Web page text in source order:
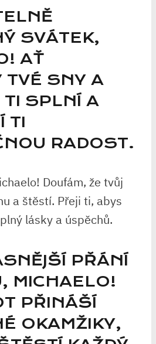
SVÁTEK,
AŤ
TVÉ SNY A
TI SPLNÍ A
TI
RADOST.
Doufám, že tvůj
a štěstí. Přeji ti, abys
lásky a úspěchů.
PŘÁNÍ
MICHAELO!
PŘINÁŠÍ
OKAMŽIKY,